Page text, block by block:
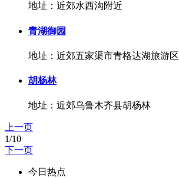
地址：近郊水西沟附近
青湖御园
地址：近郊五家渠市青格达湖旅游区
胡杨林
地址：近郊乌鲁木齐县胡杨林
上一页
1/10
下一页
今日热点